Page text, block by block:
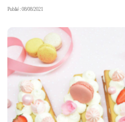
Publié : 08/08/2021